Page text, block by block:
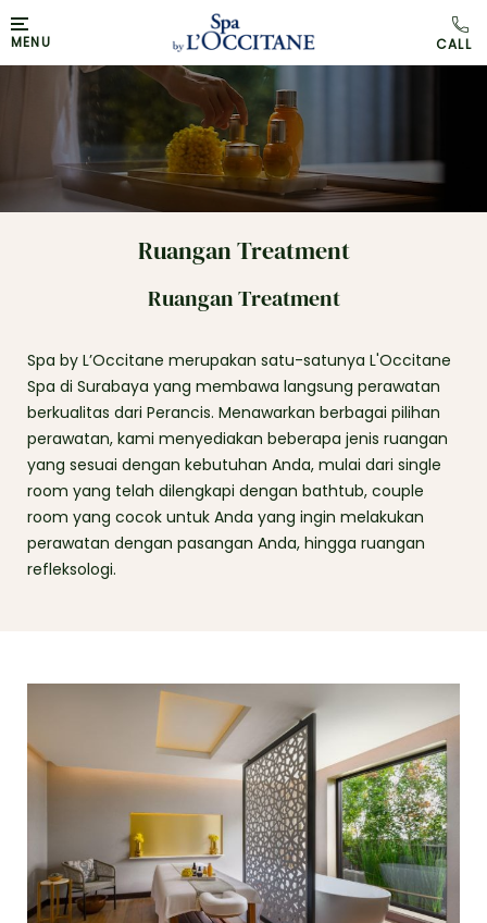
MENU
Ruangan Treatment
Ruangan Treatment
Spa by L’Occitane merupakan satu-satunya L'Occitane
Spa di Surabaya yang membawa langsung perawatan
berkualitas dari Perancis. Menawarkan berbagai pilihan
perawatan, kami menyediakan beberapa jenis ruangan
yang sesuai dengan kebutuhan Anda, mulai dari single
room yang telah dilengkapi dengan bathtub, couple
room yang cocok untuk Anda yang ingin melakukan
perawatan dengan pasangan Anda, hingga ruangan
refleksologi.